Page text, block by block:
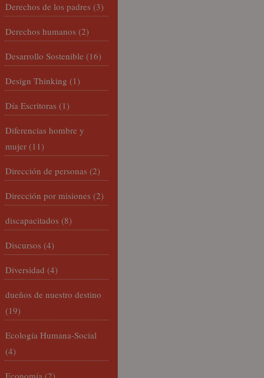
Derechos de los padres (3)
Derechos humanos (2)
Desarrollo Sostenible (16)
Design Thinking (1)
Día Escritoras (1)
Diferencias hombre y
mujer (11)
Dirección de personas (2)
Dirección por misiones (2)
discapacitados (8)
Discursos (4)
Diversidad (4)
dueños de nuestro destino
(19)
Ecología Humana-Social
(4)
Economía (2)